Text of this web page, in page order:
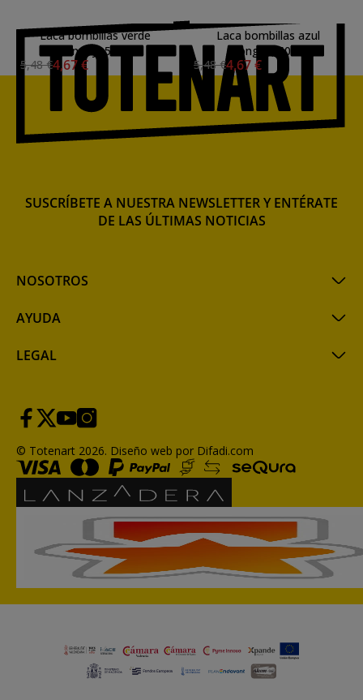
Laca bombillas verde
Mongay, 50 ml.
5,48 €4,67 €
Laca bombillas azul
Mongay, 50 ml.
5,48 €4,67 €
NOSOTROS
AYUDA
LEGAL
SUSCRÍBETE A NUESTRA NEWSLETTER Y ENTÉRATE
DE LAS ÚLTIMAS NOTICIAS
© Totenart 2026. Diseño web por Difadi.com